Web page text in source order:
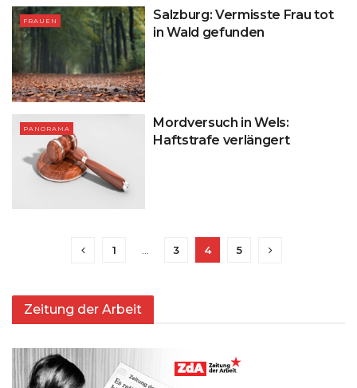
FRAUEN
Salzburg: Vermisste Frau tot
in Wald gefunden
PANORAMA
Mordversuch in Wels:
Haftstrafe verlängert
1 … 3 4 5
Zeitung der Arbeit